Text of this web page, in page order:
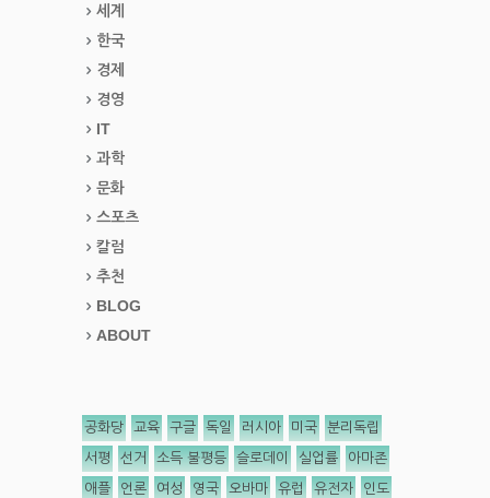
세계
한국
경제
경영
IT
과학
문화
스포츠
칼럼
추천
BLOG
ABOUT
공화당 교육 구글 독일 러시아 미국 분리독립
서평 선거 소득 불평등 슬로데이 실업률 아마존
애플 언론 여성 영국 오바마 유럽 유전자 인도